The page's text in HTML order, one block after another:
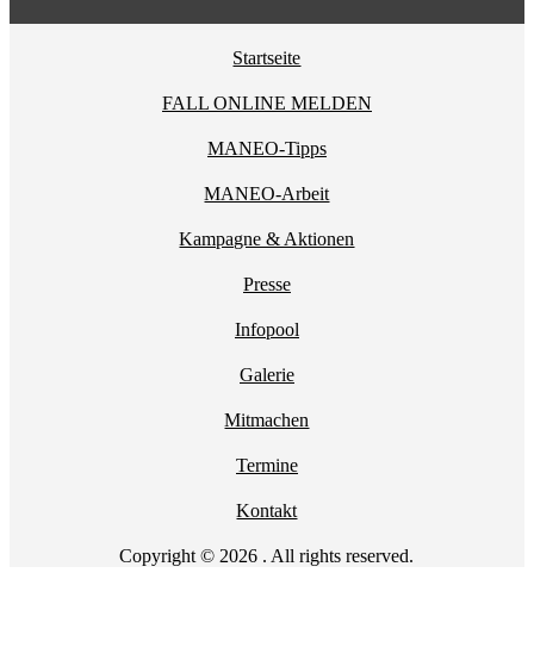
Startseite
FALL ONLINE MELDEN
MANEO-Tipps
MANEO-Arbeit
Kampagne & Aktionen
Presse
Infopool
Galerie
Mitmachen
Termine
Kontakt
Copyright © 2026 . All rights reserved.